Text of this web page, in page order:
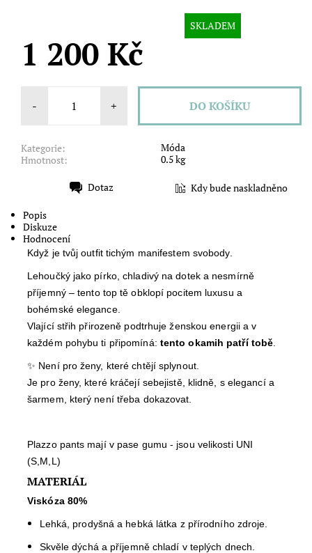
SKLADEM
1 200 Kč
- +
Kategorie:
Móda
Hmotnost:
0.5 kg
Dotaz Kdy bude naskladněno
Popis
Diskuze
Hodnocení
Když je tvůj outfit tichým manifestem svobody.
Lehoučký jako pírko, chladivý na dotek a nesmírně
příjemný – tento top tě obklopí pocitem luxusu a
bohémské elegance.
Vlající střih přirozeně podtrhuje ženskou energii a v
každém pohybu ti připomíná: tento okamih patří tobě
✨ Není pro ženy, které chtějí splynout.
Je pro ženy, které kráčejí sebejistě, klidně, s elegancí a
šarmem, který není třeba dokazovat.
Plazzo pants mají v pase gumu - jsou velikosti UNI
(S,M,L)
MATERIÁL
Viskóza 80%
Lehká, prodyšná a hebká látka z přírodního zdroje.
Skvěle dýchá a příjemně chladí v teplých dnech.